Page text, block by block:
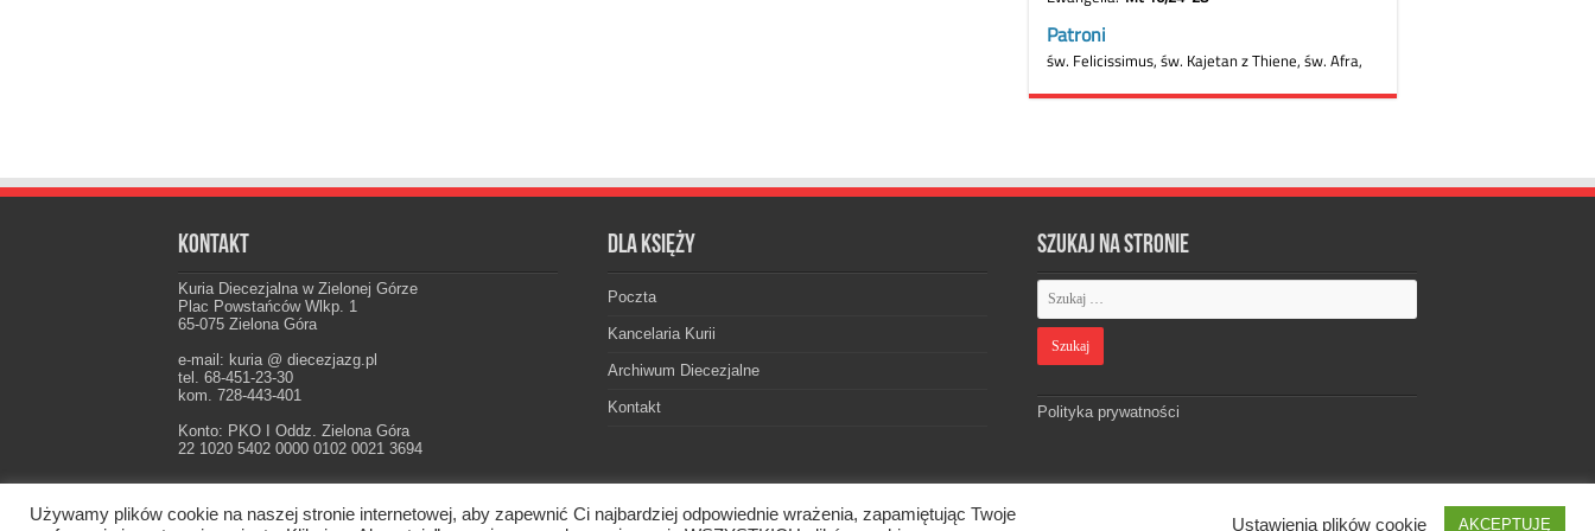
Kontakt
Kuria Diecezjalna w Zielonej Górze
Plac Powstańców Wlkp. 1
65-075 Zielona Góra
e-mail: kuria @ diecezjazg.pl
tel. 68-451-23-30
kom. 728-443-401
Konto: PKO I Oddz. Zielona Góra
22 1020 5402 0000 0102 0021 3694
Dla księży
Poczta
Kancelaria Kurii
Archiwum Diecezjalne
Kontakt
Szukaj na stronie
Polityka prywatności
Designed byWebdawid
Oficjalna strona Diecezji Zielonogórsko-Gorzowskiej. © 2026. Wszelkie prawa zastrzeżone.
Używamy plików cookie na naszej stronie internetowej, aby zapewnić Ci najbardziej odpowiednie wrażenia, zapamiętując Twoje
Ustawienia plików cookie AKCEPTUJĘ